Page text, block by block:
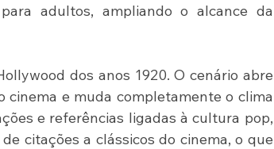
adultos, ampliando o alcance da
dos anos 1920. O cenário abre
cinema e muda completamente o clima
e referências ligadas à cultura pop,
citações a clássicos do cinema, o que